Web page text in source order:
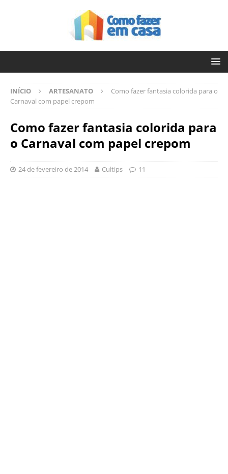
INÍCIO ARTESANATO
Como fazer fantasia colorida para o
Carnaval com papel crepom
Como fazer fantasia colorida para
o Carnaval com papel crepom
24 de fevereiro de 2014 Cultips 11